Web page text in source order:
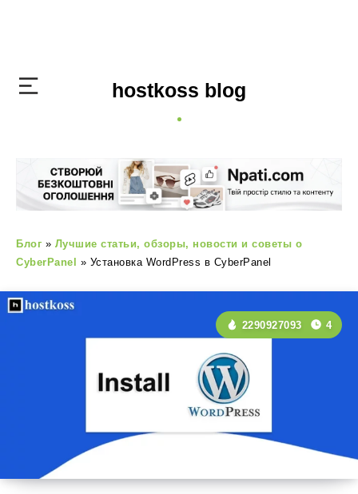
hostkoss blog
Блог » Лучшие статьи, обзоры, новости и советы о
CyberPanel » Установка WordPress в CyberPanel
2290927093 4